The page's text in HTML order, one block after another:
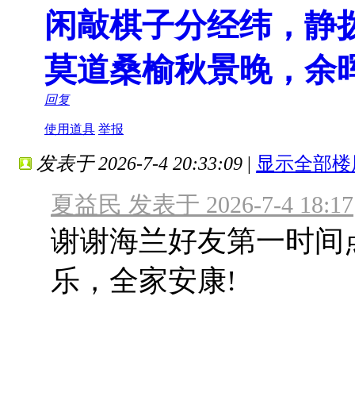
闲敲棋子分经纬，静
莫道桑榆秋景晚，余
回复
使用道具 举报
发表于 2026-7-4 20:33:09 | 显示全部
夏益民 发表于 2026-7-4 18:17
谢谢海兰好友第一时
乐，全家安康!